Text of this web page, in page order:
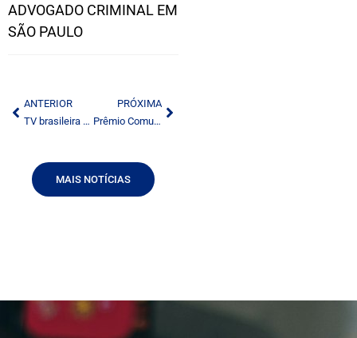
ADVOGADO CRIMINAL EM
SÃO PAULO
ANTERIOR
TV brasileira completa 60 anos com legislação desatualizada
PRÓXIMA
Prêmio Comunique-se 2010 consagra 27 lutadores do Jornalismo
MAIS NOTÍCIAS